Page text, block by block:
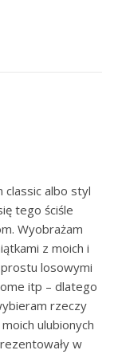
albo styl
tego ściśle
Wyobrażam
z moich i
losowymi
itp – dlatego
rzeczy
ulubionych
w